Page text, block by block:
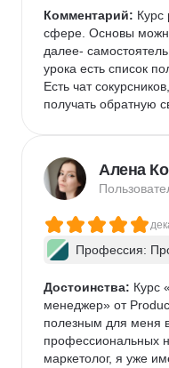
Комментарий: Курс
сфере. Основы
далее-
урока есть список
Есть чат
получать обратную
Алена
Профессия:
Достоинства: Курс
менеджер» от
полезным для меня
профессиональных
маркетолог, я уже